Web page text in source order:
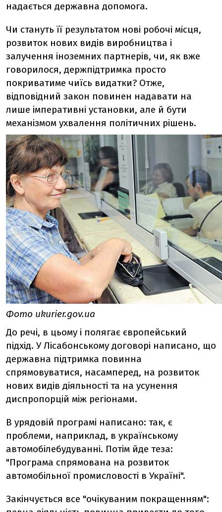
надається державна допомога.
Чи стануть її результатом нові робочі місця,
розвиток нових видів виробництва і
залучення іноземних партнерів, чи, як вже
говорилося, держпідтримка просто
покриватиме чиїсь видатки? Отже,
відповідний закон повинен надавати на
лише імперативні установки, але й бути
механізмом ухвалення політичних рішень.
Фото ukurier.gov.ua
До речі, в цьому і полягає європейський
підхід. У Лісабонському договорі написано, що
державна підтримка повинна
спрямовуватися, насамперед, на розвиток
нових видів діяльності та на усунення
диспропорцій між регіонами.
В урядовій програмі написано: так, є
проблеми, наприклад, в українському
автомобілебудуванні. Потім йде теза:
"Програма спрямована на розвиток
автомобільної промисловості в Україні".
Закінчується все "очікуваним покращенням":